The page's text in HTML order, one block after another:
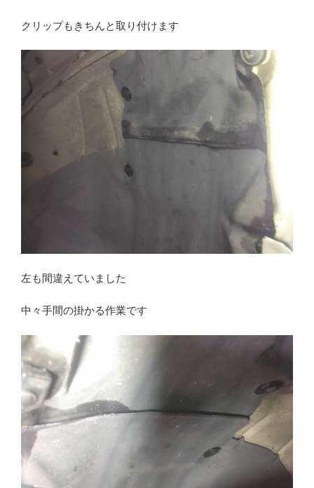
クリップもきちんと取り付けます
左も間違えていました
中々手間の掛かる作業です